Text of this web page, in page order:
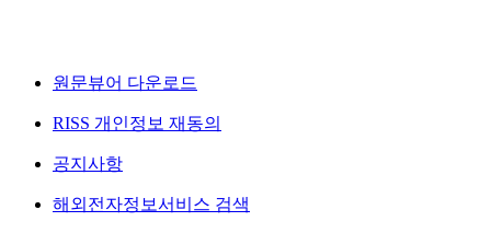
원문뷰어 다운로드
RISS 개인정보 재동의
공지사항
해외전자정보서비스 검색